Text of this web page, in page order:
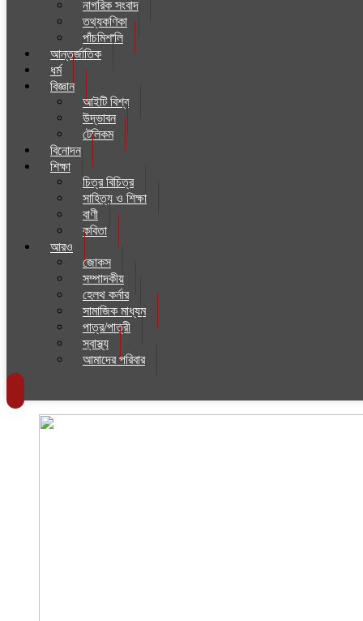
নাগরিক সংবাদ
তথ্যকণিকা
পাঁচমিশালি
আন্তর্জাতিক
ধর্ম
বিজ্ঞান
আইটি বিশ্ব
উদ্ভাবন
টেলিকম
বিনোদন
শিক্ষা
চিত্র বিচিত্র
সাহিত্য ও শিক্ষা
বাণী
কবিতা
আরও
জোকস
সম্পাদকীয়
হেলথ কর্নার
সামাজিক মাধ্যম
পাত্র/পাত্রী
স্বাস্থ্য
আমাদের পরিবার